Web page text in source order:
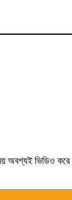
অবশ্যই ভিডিও